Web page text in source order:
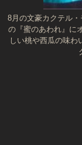
8月の文豪カクテル
の『蜜のあわれ』に
しい桃や西瓜の味わ